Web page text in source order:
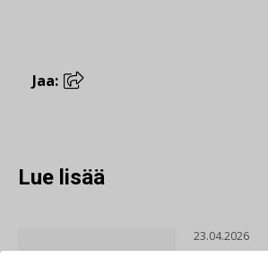
Jaa:
Lue lisää
23.04.2026